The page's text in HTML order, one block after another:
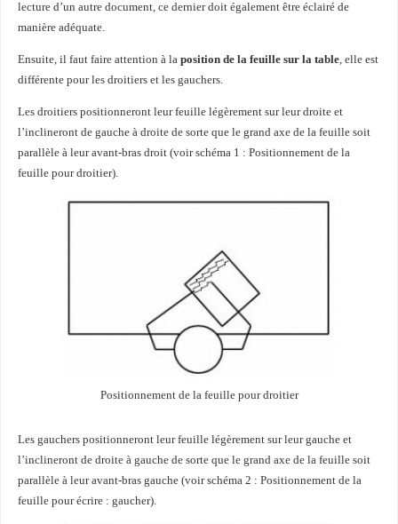
lecture d’un autre document, ce dernier doit également être éclairé de
manière adéquate.
Ensuite, il faut faire attention à la position de la feuille sur la table, elle est
différente pour les droitiers et les gauchers.
Les droitiers positionneront leur feuille légèrement sur leur droite et
l’inclineront de gauche à droite de sorte que le grand axe de la feuille soit
parallèle à leur avant-bras droit (voir schéma 1 : Positionnement de la
feuille pour droitier).
Positionnement de la feuille pour droitier
Les gauchers positionneront leur feuille légèrement sur leur gauche et
l’inclineront de droite à gauche de sorte que le grand axe de la feuille soit
parallèle à leur avant-bras gauche (voir schéma 2 : Positionnement de la
feuille pour écrire : gaucher).